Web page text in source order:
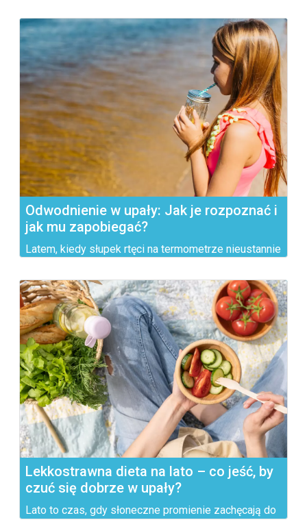
Odwodnienie w upały: Jak je rozpoznać i
jak mu zapobiegać?
Latem, kiedy słupek rtęci na termometrze nieustannie
Lekkostrawna dieta na lato – co jeść, by
czuć się dobrze w upały?
Lato to czas, gdy słoneczne promienie zachęcają do